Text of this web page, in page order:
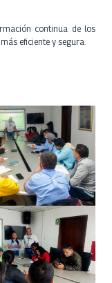
continua de los
eficiente y segura.